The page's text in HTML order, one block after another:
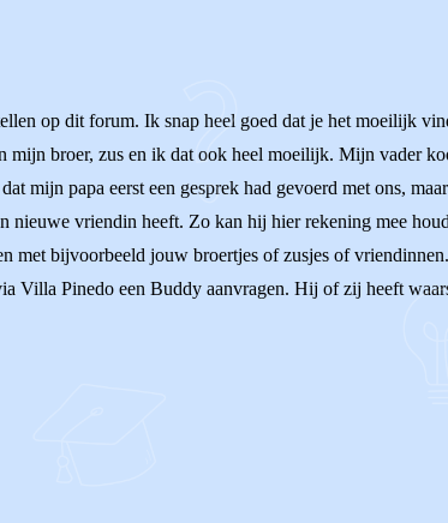
op dit forum. Ik snap heel goed dat je het moeilijk
mijn broer, zus en ik dat ook heel moeilijk. Mijn vader
mijn papa eerst een gesprek had gevoerd met ons,
nieuwe vriendin heeft. Zo kan hij hier rekening mee
met bijvoorbeeld jouw broertjes of zusjes of
Villa Pinedo een Buddy aanvragen. Hij of zij heeft